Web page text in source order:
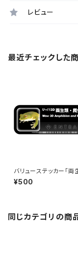
レビュー
最近チェックした
バリューステッカー「両
虫類博物館」 -
Wow 3D Museum
¥500
同じカテゴリの商